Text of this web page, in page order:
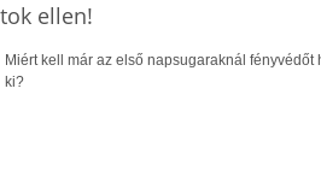
ellen!
Miért kell már az első napsugaraknál
ki?